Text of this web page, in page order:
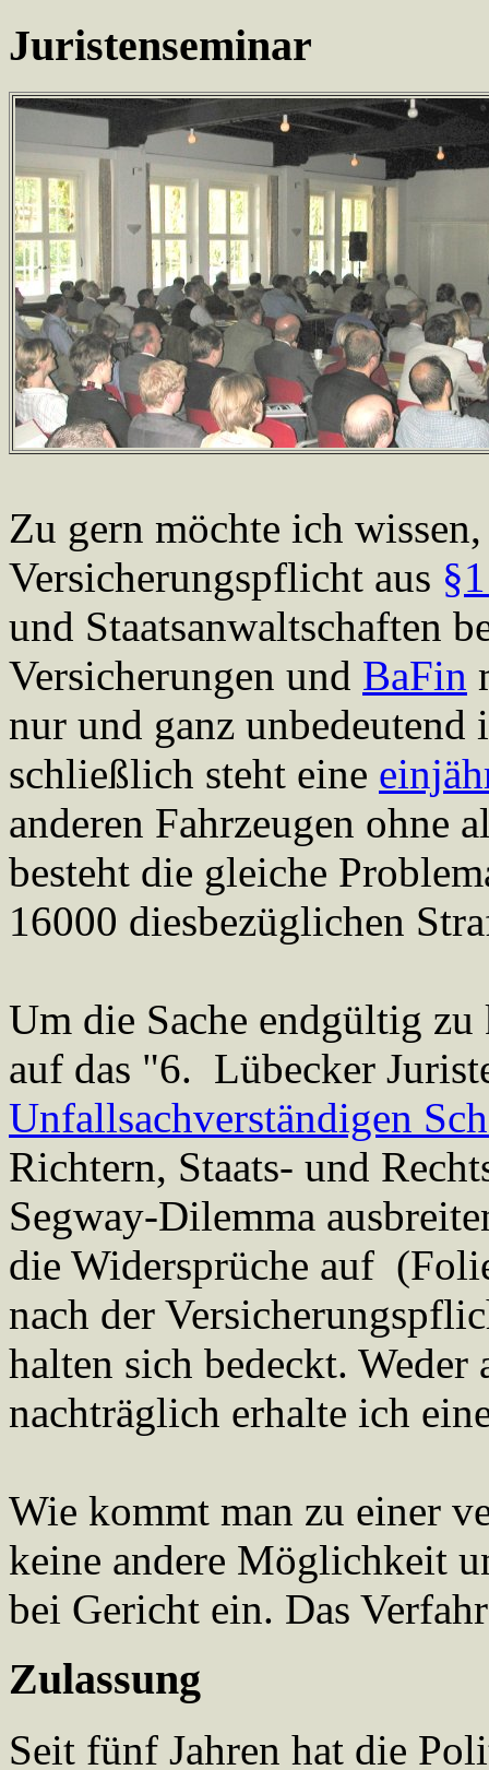
Juristenseminar
Zu gern möchte ich
Versicherungspflicht aus
und Staatsanwaltschaften
Versicherungen und BaFin
nur und ganz unbedeutend
schließlich steht eine
anderen Fahrzeugen ohne
besteht die gleiche
16000 diesbezüglichen
Um die Sache endgültig
auf das "6. Lübecker
Unfallsachverständigen
Richtern, Staats- und
Segway-Dilemma
die Widersprüche auf
nach der
halten sich bedeckt.
nachträglich erhalte ich
Wie kommt man zu einer
keine andere Möglichkeit
bei Gericht ein. Das
Zulassung
Seit fünf Jahren hat die